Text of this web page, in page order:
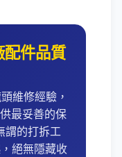
件品質
維修經驗，
最妥善的保
謂的打拆工
絕無隱藏收